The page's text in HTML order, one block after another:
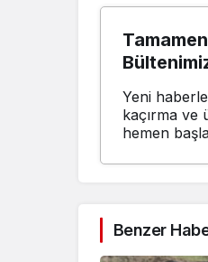
Yeni
kaçırma ve
hemen
Benzer